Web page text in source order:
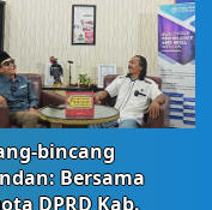
bincang
Bersama
DPRD Kab.